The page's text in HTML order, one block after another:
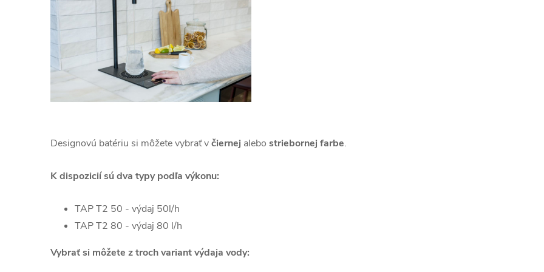
Designovú batériu si môžete vybrať včiernej alebo striebornej farbe.
K dispozicií sú dva typy podľa výkonu:
TAP T2 50 - výdaj 50l/h
TAP T2 80 - výdaj 80 l/h
Vybrať si môžete z troch variant výdaja vody: